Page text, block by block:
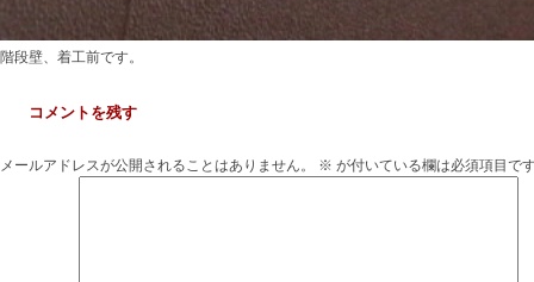
階段壁、着工前です。
コメントを残す
メールアドレスが公開されることはありません。 ※ が付いている欄は必須項目で